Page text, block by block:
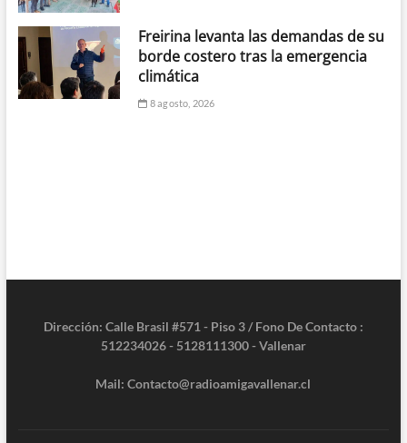
Freirina levanta las demandas de su
borde costero tras la emergencia
climática
8 agosto, 2026
Dirección: Calle Brasil #571 - Piso 3 / Fono De Contacto :
512234026 - 5128111300 - Vallenar
Mail: Contacto@radioamigavallenar.cl